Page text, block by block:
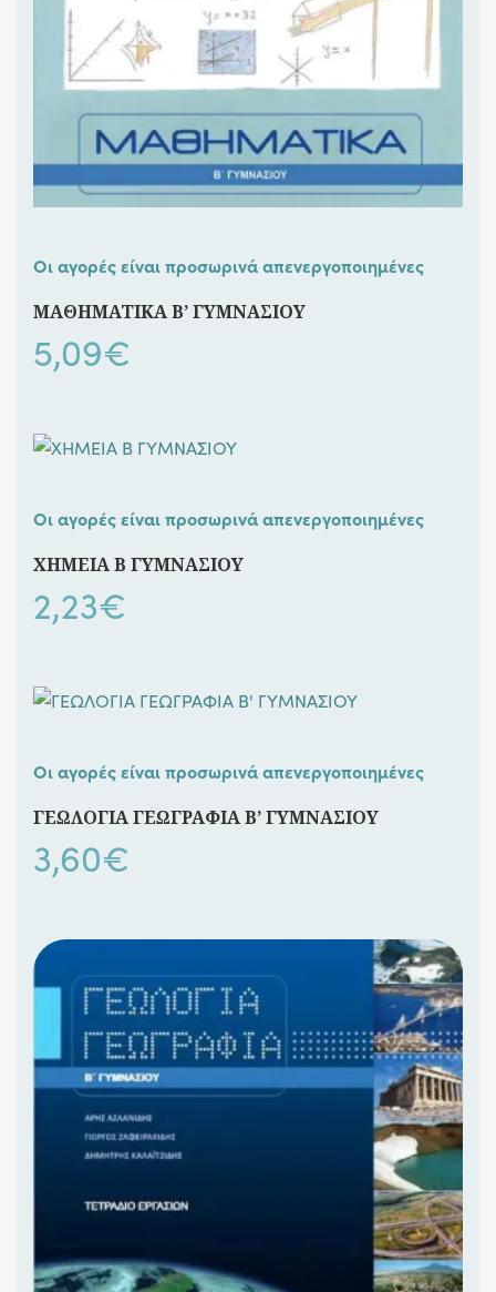
Οι αγορές είναι προσωρινά απενεργοποιημένες
ΜΑΘΗΜΑΤΙΚΑ Β’ ΓΥΜΝΑΣΙΟΥ
5,09€
Οι αγορές είναι προσωρινά απενεργοποιημένες
ΧΗΜΕΙΑ Β ΓΥΜΝΑΣΙΟΥ
2,23€
Οι αγορές είναι προσωρινά απενεργοποιημένες
ΓΕΩΛΟΓΙΑ ΓΕΩΓΡΑΦΙΑ Β’ ΓΥΜΝΑΣΙΟΥ
3,60€